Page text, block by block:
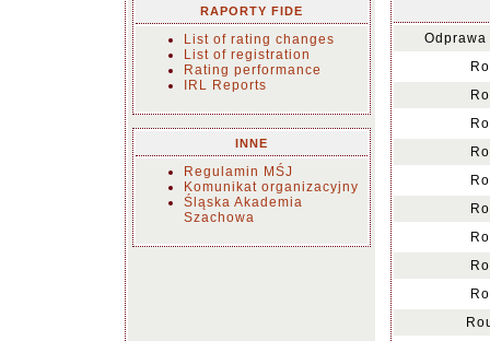
RAPORTY FIDE
List of rating changes
List of registration
Rating performance
IRL Reports
INNE
Regulamin MŚJ
Komunikat organizacyjny
Śląska Akademia
Szachowa